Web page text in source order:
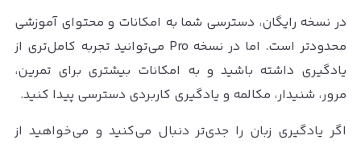
در نسخه رایگان، دسترسی شما به امکانات و محتوای آموزشی
محدودتر است. اما در نسخه Pro می‌توانید تجربه کامل‌تری از
یادگیری داشته باشید و به امکانات بیشتری برای تمرین،
مرور، شنیدار، مکالمه و یادگیری کاربردی دسترسی پیدا کنید.
اگر یادگیری زبان را جدی‌تر دنبال می‌کنید و می‌خواهید از